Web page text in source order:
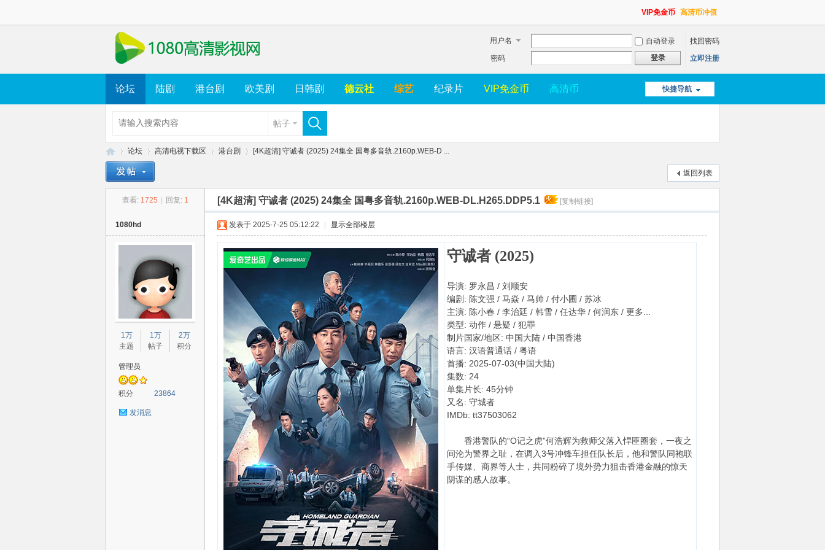
VIP免金币 高清币冲值
用户名 自动登录
找回密码
密码
登录 立即注册
快捷导航
论坛 陆剧 港台剧 欧美剧 日韩剧 德云社 综艺 纪录片 VIP免金币 高清币
帖子
论坛
›
高清电视下载区 港台剧
›
[4K超清] 守诚者 (2025) 24集全 国粤多音轨.2160p.WEB-D ...
返回列表
查看: 1725 回复: 1 [4K超清] 守诚者 (2025) 24集全 国粤多音轨.2160p.WEB-DL.H265.DDP5.1 [复制链接]
1080hd
1万
主题
1万
帖子
2万
积分
管理员
积分 23864
发消息
发表于 2025-7-25 05:12:22 显示全部楼层
守诚者 (2025)
导演: 罗永昌 / 刘顺安
编剧: 陈文强 / 马焱 / 马帅 / 付小圃 / 苏冰
主演: 陈小春 / 李治廷 / 韩雪 / 任达华 / 何润东 / 更多...
类型: 动作 / 悬疑 / 犯罪
制片国家/地区: 中国大陆 / 中国香港
语言: 汉语普通话 / 粤语
首播: 2025-07-03(中国大陆)
集数: 24
单集片长: 45分钟
又名: 守城者
IMDb: tt37503062
香港警队的“O记之虎”何浩辉为救师父落入悍匪圈套，一夜之
间沦为警界之耻，在调入3号冲锋车担任队长后，他和警队同袍联
手传媒、商界等人士，共同粉碎了境外势力狙击香港金融的惊天
阴谋的感人故事。